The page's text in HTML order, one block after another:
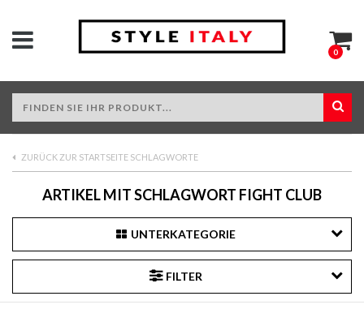
0
ZURÜCK ZUR STARTSEITE SCHLAGWORTE
ARTIKEL MIT SCHLAGWORT FIGHT CLUB
UNTERKATEGORIE
FILTER